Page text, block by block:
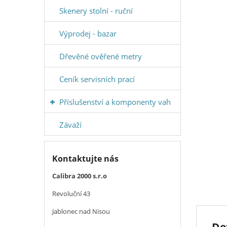
Skenery stolní - ruční
Výprodej - bazar
Dřevěné ověřené metry
Ceník servisních prací
Příslušenství a komponenty vah
Závaží
Kontaktujte nás
Calibra 2000 s.r.o
Revoluční 43
Jablonec nad Nisou